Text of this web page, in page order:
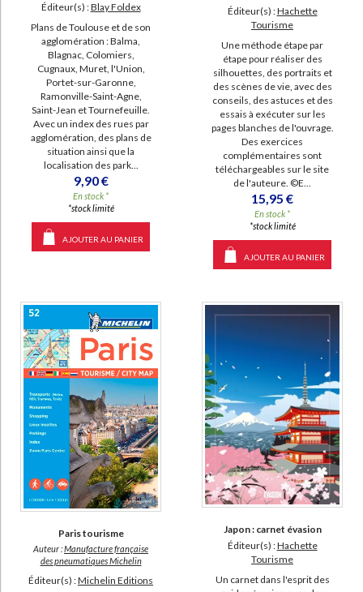
Éditeur(s) :Blay Foldex
Plans de Toulouse et de son
agglomération : Balma,
Blagnac, Colomiers,
Cugnaux, Muret, l'Union,
Portet-sur-Garonne,
Ramonville-Saint-Agne,
Saint-Jean et Tournefeuille.
Avec un index des rues par
agglomération, des plans de
situation ainsi que la
localisation des park...
9,90 €
En stock *
*stock limité
AJOUTER AU PANIER
Éditeur(s) :Hachette
Tourisme
Une méthode étape par
étape pour réaliser des
silhouettes, des portraits et
des scènes de vie, avec des
conseils, des astuces et des
essais à exécuter sur les
pages blanches de l'ouvrage.
Des exercices
complémentaires sont
téléchargeables sur le site
de l'auteure. ©E...
15,95 €
En stock *
*stock limité
AJOUTER AU PANIER
Paris tourisme
Auteur :Manufacture française
des pneumatiques Michelin
Éditeur(s) :Michelin Editions
Japon : carnet évasion
Éditeur(s) :Hachette
Tourisme
Un carnet dans l'esprit des